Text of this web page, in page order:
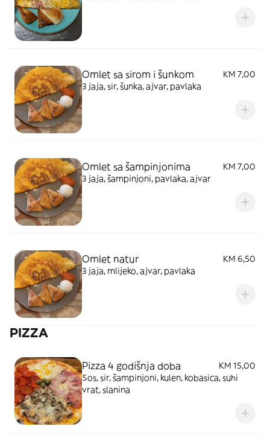
Omlet sa sirom i šunkom
KM 7,00
3 jaja, sir, šunka, ajvar, pavlaka
Omlet sa šampinjonima
KM 7,00
3 jaja, šampinjoni, pavlaka, ajvar
Omlet natur
KM 6,50
3 jaja, mlijeko, ajvar, pavlaka
PIZZA
Pizza 4 godišnja doba
KM 15,00
Sos, sir, šampinjoni, kulen, kobasica, suhi
vrat, slanina